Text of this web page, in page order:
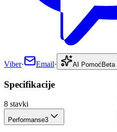
Viber· Email· AI Pomoć Beta
Specifikacije
8 stavki
Performanse3